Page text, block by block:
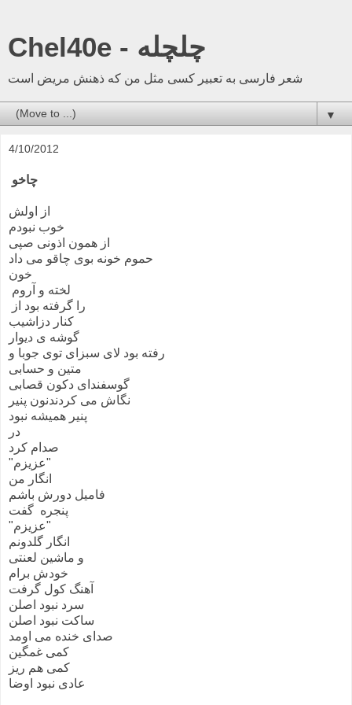
Chel40e - چلچله
شعر فارسی به تعبیر کسی مثل من که ذهنش مریض است
▼
4/10/2012
چاخو
از اولش
خوب نبودم
از همون اذونی صپی
حموم خونه بوی چاقو می داد
خون
لخته و آروم
را گرفته بود از
کنار دزاشیب
گوشه ی دیوار
رفته بود لای سبزای توی جوبا و
متین و حسابی
گوسفندای دکون قصابی
نگاش می کردندنون پنیر
پنیر همیشه نبود
در
صدام کرد
"عزیزم"
انگار من
فامیل دورش باشم
پنجره گفت
"عزیزم"
انگار گلدونم
و ماشین لعنتی
خودش برام
آهنگ کول گرفت
سرد نبود اصلن
ساکت نبود اصلن
صدای خنده می اومد
کمی غمگین
کمی هم ریز
عادی نبود اوضا